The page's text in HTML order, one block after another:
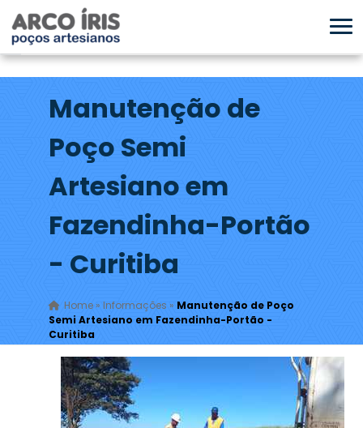
Manutenção de
Poço Semi
Artesiano em
Fazendinha-Portão
- Curitiba
Home» Informações » Manutenção de Poço
Semi Artesiano em Fazendinha-Portão -
Curitiba